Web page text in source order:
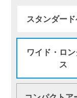
スタンダー
ワイド・ロ
ス